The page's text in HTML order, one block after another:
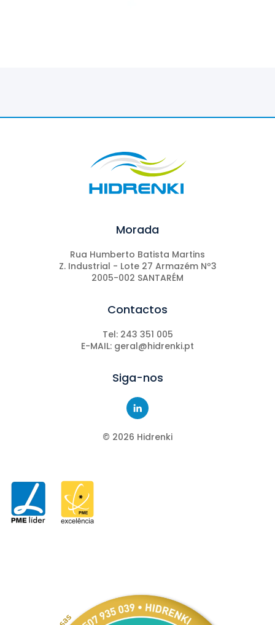
Morada
Rua Humberto Batista Martins
Z. Industrial - Lote 27 Armazém Nº3
2005-002 SANTARÉM
Contactos
Tel: 243 351 005
E-MAIL: geral@hidrenki.pt
Siga-nos
© 2026 Hidrenki